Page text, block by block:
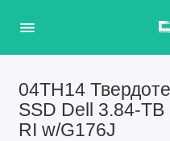
04TH14
SSD Dell 3.84-TB
RI w/G176J